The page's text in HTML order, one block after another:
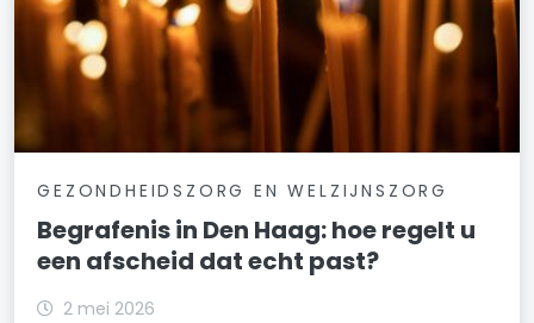
GEZONDHEIDSZORG EN WELZIJNSZORG
Begrafenis in Den Haag: hoe regelt u
een afscheid dat echt past?
2 mei 2026